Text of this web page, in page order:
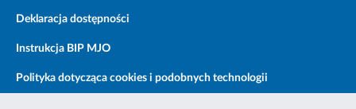
Deklaracja dostępności
Instrukcja BIP MJO
Polityka dotycząca cookies i podobnych technologii